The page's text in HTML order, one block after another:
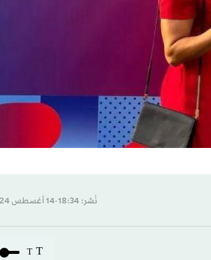
نُشر: 18:34-14 أغسطس 2024 م ـ 09 صفَر 1446 هـ
T
T